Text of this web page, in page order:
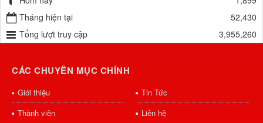
Tháng hiện tại
52,430
Tổng lượt truy cập
3,955,260
CÁC CHUYÊN MỤC CHÍNH
Giới thiệu
Tin Tức
Thành viên
Liên hệ